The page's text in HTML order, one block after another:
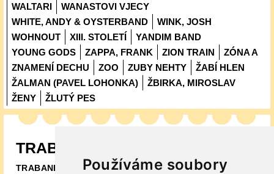
Používáme soubory
WALTARI
WANASTOVI VJECY
WHITE, ANDY & OYSTERBAND
WINK, JOSH
WOHNOUT
XIII. STOLETÍ
YANDIM BAND
YOUNG GODS
ZAPPA, FRANK ZION TRAIN
ZÓNA A
ZNAMENÍ DECHU
ZOO ZUBY NEHTY
ŽABÍ HLEN
ŽALMAN (PAVEL LOHONKA)
ŽBIRKA, MIROSLAV
ŽENY
ŽLUTÝ PES
TRABAND
TRABAND kredity